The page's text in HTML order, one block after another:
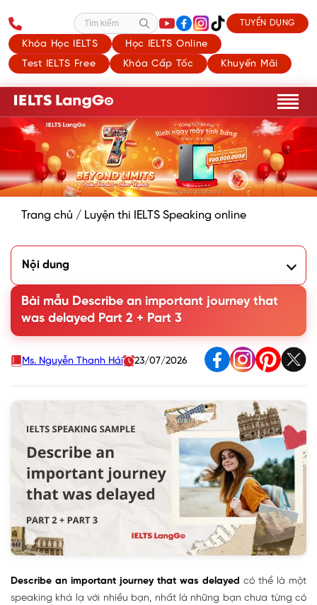
Khóa Học IELTS
Học IELTS Online
Test IELTS Free
Khóa Cấp Tốc Khuyến Mãi
Tìm kiếm TUYỂN DỤNG
Trang chủ / Luyện thi IELTS Speaking online
Nội dung
delayed
2. Bài mẫu Describe an important journey that was
delayed
3. Describe an important journey that was delayed Part 3:
Bài mẫu Describe an important journey that
was delayed Part 2 + Part 3
Ms. Nguyễn Thanh Hải 23/07/2026
Describe an important journey that was delayed có thể là một
speaking khá lạ với nhiều bạn, nhất là những bạn chưa từng có